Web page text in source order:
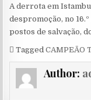
A derrota em
despromoção, no
postos de salvação,
TaggedCAMPEÃO
Author: